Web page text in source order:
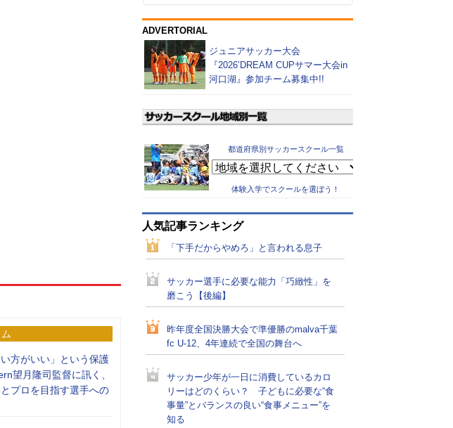
い方がいい」という保護
望月隆司監督に訊く、
プロを目指す選手への
ADVERTORIAL
ジュニアサッカー大会
『2026’DREAM CUPサマー大会in
河口湖』参加チーム募集中!!
都道府県別サッカースクール一覧
体験入学でスクールを選ぼう！
人気記事ランキング
「下手だからやめろ」と言われる息子
サッカー選手に必要な能力「巧緻性」を
磨こう【後編】
昨年度全国決勝大会で準優勝のmalva千葉
fc U-12、4年連続で全国の舞台へ
サッカー少年が一日に消費しているカロ
リーはどのくらい？ 子どもに必要な“食
事量”とバランスの良い“食事メニュー”を
知る